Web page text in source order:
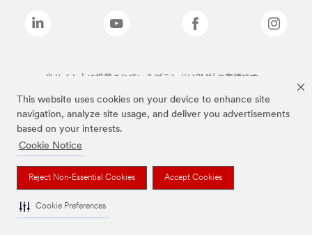
This website uses cookies on your device to enhance site
navigation, analyze site usage, and deliver you advertisements
based on your interests.
Cookie Notice
Reject Non-Essential Cookies Accept Cookies
Cookie Preferences
当サイト上に掲載されているブランドは3M社の商標です。